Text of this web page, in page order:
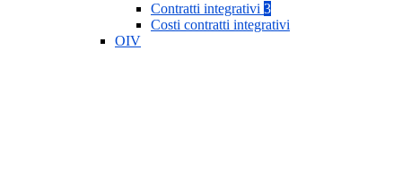
Contratti integrativi 3
Costi contratti integrativi
OIV